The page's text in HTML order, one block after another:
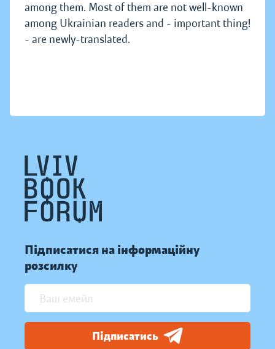
among them. Most of them are not well-known
among Ukrainian readers and - important thing!
- are newly-translated.
Підписатися на інформаційну
розсилку
Підписатись